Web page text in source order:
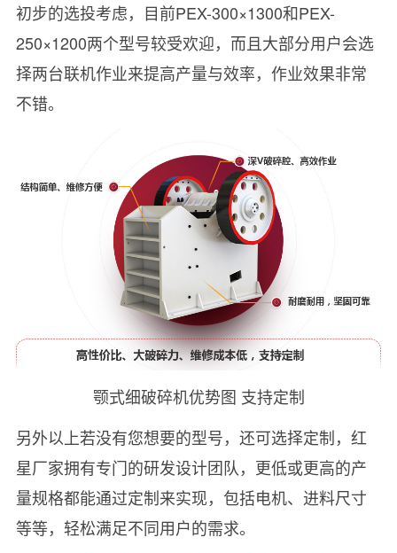
初步的选投考虑，目前PEX-300×1300和PEX-
250×1200两个型号较受欢迎，而且大部分用户会选
择两台联机作业来提高产量与效率，作业效果非常
不错。
颚式细破碎机优势图 支持定制
另外以上若没有您想要的型号，还可选择定制，红
星厂家拥有专门的研发设计团队，更低或更高的产
量规格都能通过定制来实现，包括电机、进料尺寸
等等，轻松满足不同用户的需求。